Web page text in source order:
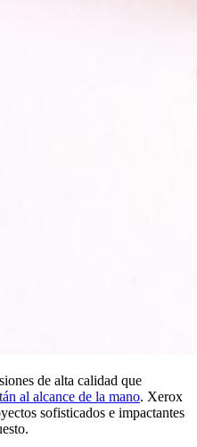
de alta calidad que
al alcance de la mano. Xerox
sofisticados e impactantes